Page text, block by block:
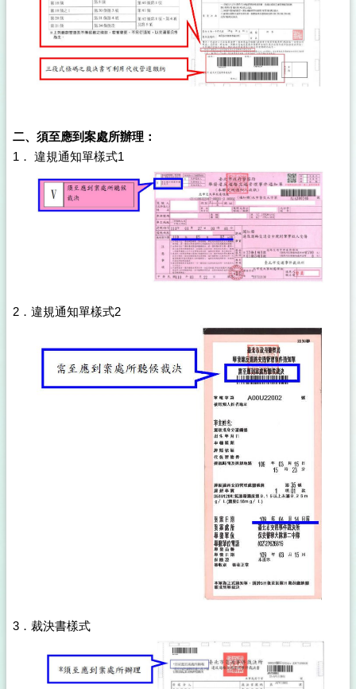
二、須至應到案處所辦理：
1． 違規通知單樣式1
2．違規通知單樣式2
3．裁決書樣式